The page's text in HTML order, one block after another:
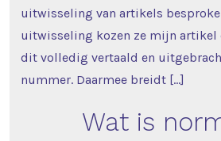
uitwisseling van artikels
uitwisseling kozen ze mijn artikel
dit volledig vertaald en
nummer. Daarmee breidt […]
Wat is